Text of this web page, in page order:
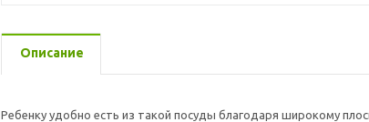
Описание
Ребенку удобно есть из такой посуды благодаря широкому